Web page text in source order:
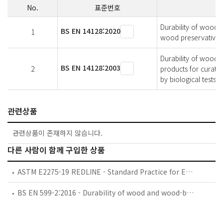
No. 표준번호
1 BS EN 14128:2020
Durability of wood
wood
2 BS EN 14128:2003
Durability of wood
products for
by biological tests.
관련상품
관련상품이 존재하지 않습니다.
다른 사람이 함께 구입한 상품
ASTM E2275-19 REDLINE - Standard Practice for Evaluating Water-Miscible Metalworking Fluid Bioresistance and Antimicrobial Pesticide Performance
BS EN 599-2:2016 - Durability of wood and wood-based products. Efficacy of preventive wood preservatives as determined by biological tests. Labelling.